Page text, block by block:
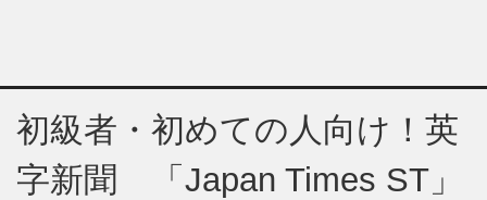
初級者・初めての人向け！英
字新聞 「Japan Times ST」